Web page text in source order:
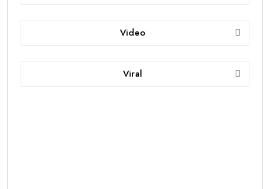
Video
Viral